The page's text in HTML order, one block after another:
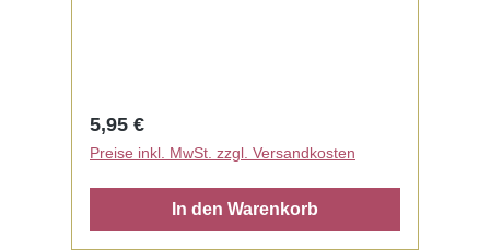
Regulärer Preis:
5,95 €
Preise inkl. MwSt. zzgl. Versandkosten
In den Warenkorb